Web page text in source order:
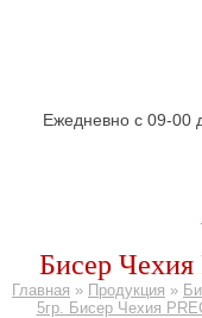
Ежедневно с 09-00
Бисер Чехия
Главная » Продукция »
5гр. Бисер Чехия